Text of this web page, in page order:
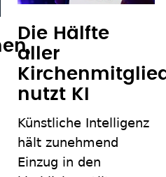
Die Hälfte
aller
nutzt KI
Künstliche Intelligenz
hält zunehmend
Einzug in den